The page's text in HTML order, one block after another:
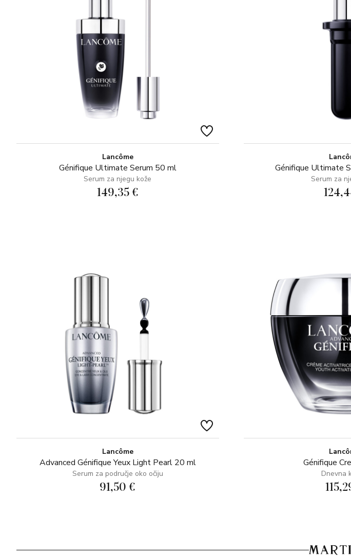
Lancôme
Génifique Ultimate Serum 50 ml
Serum za njegu kože
149,35 €
Génifique Ultimate
Serum za
Lancôme
Advanced Génifique Yeux Light Pearl 20 ml
Serum za područje oko očiju
91,50 €
Génifique
Dnevna